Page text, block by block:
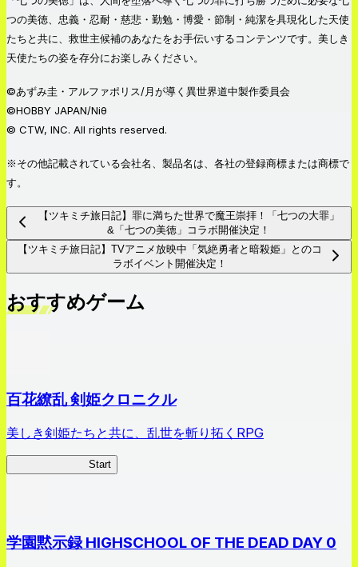
つの美徳、忠義・忍耐・慈悲・勤勉・博愛・節制・純潔を具現化した天使
たちと共に、救世主候補のあなたをお手伝いするコンテンツです。美しき
天使たちの姿を存分にお楽しみください。
©あずみ圭・アルファポリス/月が導く異世界道中製作委員会
©HOBBY JAPAN/Niθ
© CTW, INC. All rights reserved.
※その他記載されている会社名、製品名は、各社の登録商標または商標で
す。
【ツキミチ旅日記】罪に満ちた世界で魔王崇拝！「七つの大罪」
&「七つの美徳」コラボ開催決定！
【ツキミチ旅日記】TVアニメ放映中「気絶勇者と暗殺姫」とのコ
ラボイベント開催決定！
おすすめゲーム
百花繚乱 剣姫クロニクル
美しき剣姫たちと共に、乱世を斬り拓くRPG
Start
学園黙示録 HIGHSCHOOL OF THE DEAD DAY 0